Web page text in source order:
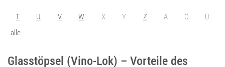
T U V W X Y Z Ä Ö
Ü
alle
Glasstöpsel (Vino-Lok) – Vorteile des